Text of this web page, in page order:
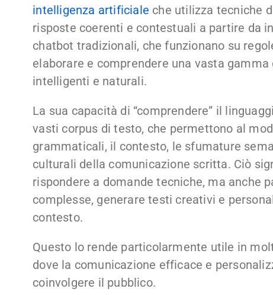
intelligenza artificiale che utilizza tecniche
risposte coerenti e contestuali a partire da
chatbot tradizionali, che funzionano su
elaborare e comprendere una vasta
intelligenti e naturali.
La sua capacità di “comprendere” il
vasti corpus di testo, che permettono al
grammaticali, il contesto, le sfumature
culturali della comunicazione scritta. Ciò
rispondere a domande tecniche, ma anche
complesse, generare testi creativi e
contesto.
Questo lo rende particolarmente utile in
dove la comunicazione efficace e
coinvolgere il pubblico.